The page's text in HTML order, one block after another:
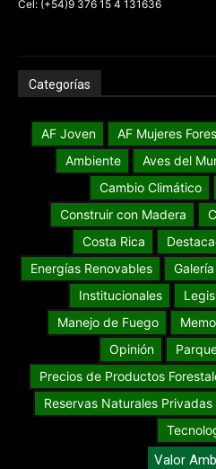
Cel: (+54)9 376 15 4 131636
Categorías
AF Joven AF Mujeres
Ambiente
Aves del
Cambio Climático
Construir con Madera
Costa Rica
Energías Renovables
Institucionales
Manejo de Fuego
Opinión
Precios de Productos
Reservas Naturales Privadas
Valor